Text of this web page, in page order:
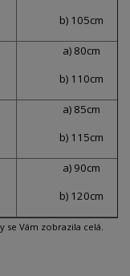
b) 105cm
a) 80cm
b) 110cm
a) 85cm
b) 115cm
a) 90cm
b) 120cm
se Vám zobrazila celá.